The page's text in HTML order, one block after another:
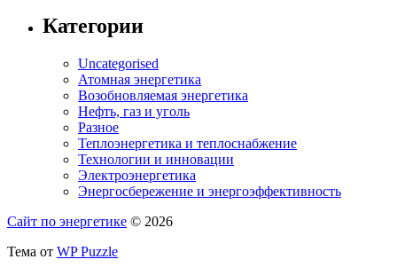
Категории
Uncategorised
Атомная энергетика
Возобновляемая энергетика
Нефть, газ и уголь
Разное
Теплоэнергетика и теплоснабжение
Технологии и инновации
Электроэнергетика
Энергосбережение и энергоэффективность
Сайт по энергетике © 2026
Тема от WP Puzzle